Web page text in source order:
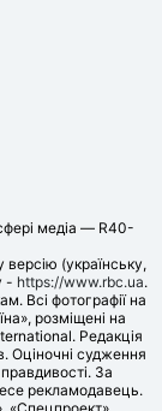
сфері медіа — R40-
(українську,
- https://www.rbc.ua.
Всі фотографії на
розміщені на
Редакція
Оціночні судження
За
рекламодавець.